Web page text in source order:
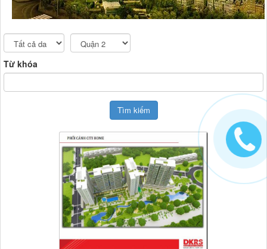
Từ khóa